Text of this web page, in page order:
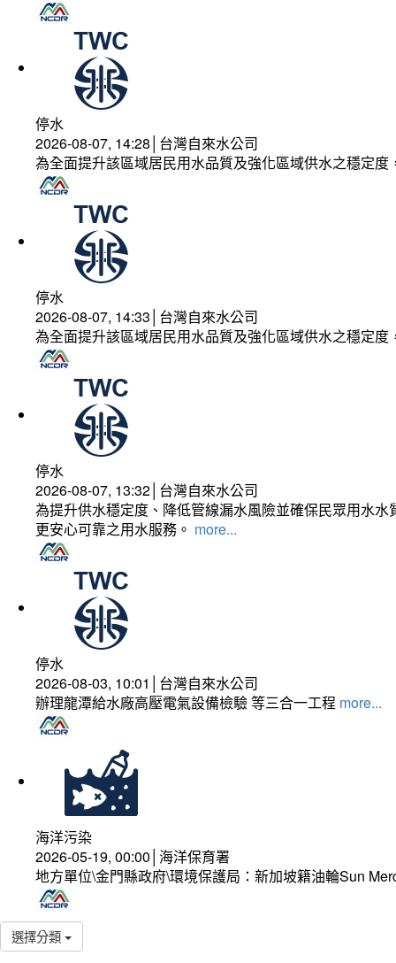
停水
2026-08-07, 14:28│台灣自來水公司
為全面提升該區域居民用水品質及強化區域供水之穩定
停水
2026-08-07, 14:33│台灣自來水公司
為全面提升該區域居民用水品質及強化區域供水之穩定
停水
2026-08-07, 13:32│台灣自來水公司
為提升供水穩定度、降低管線漏水風險並確保民眾用水
更安心可靠之用水服務。 more...
停水
2026-08-03, 10:01│台灣自來水公司
辦理龍潭給水廠高壓電氣設備檢驗 等三合一工程 more...
海洋污染
2026-05-19, 00:00│海洋保育署
地方單位\金門縣政府\環境保護局：新加坡籍油輪Sun
選擇分類